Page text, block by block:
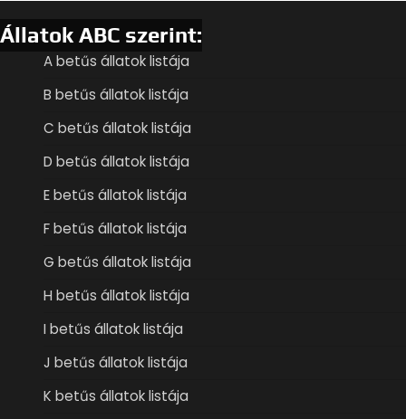
Állatok ABC szerint:
A betűs állatok listája
B betűs állatok listája
C betűs állatok listája
D betűs állatok listája
E betűs állatok listája
F betűs állatok listája
G betűs állatok listája
H betűs állatok listája
I betűs állatok listája
J betűs állatok listája
K betűs állatok listája